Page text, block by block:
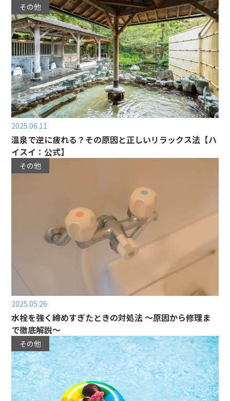
その他
2025.06.11
温泉で逆に疲れる？その原因と正しいリラックス法【ハ
イスイ：公式】
その他
2025.05.26
水栓を強く締めすぎたときの対処法 〜原因から修理ま
で徹底解説〜
その他